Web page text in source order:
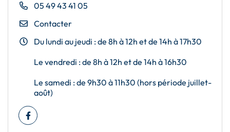
05 49 43 41 05
Contacter
Du lundi au jeudi : de 8h à 12h et de 14h à 17h30
Le vendredi : de 8h à 12h et de 14h à 16h30
Le samedi : de 9h30 à 11h30 (hors période juillet-
août)
Facebook
(ouverture dans un nouvel onglet)